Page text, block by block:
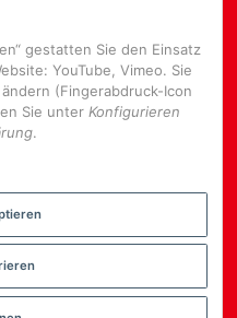
Informationen zu Ihrem
NEWSLETTER
USt., zzgl.
gestatten Sie den Einsatz
YouTube, Vimeo. Sie
(Fingerabdruck-Icon
Sie unter Konfigurieren
.